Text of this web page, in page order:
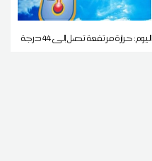
اليوم: حرارة مرتفعة تصل إلى 44 درجة